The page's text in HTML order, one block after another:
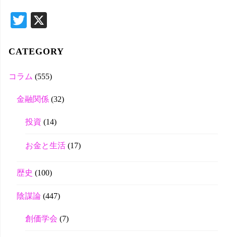
T
tte
CATEGORY
コラム (555)
金融関係 (32)
投資 (14)
お金と生活(17)
歴史 (100)
陰謀論 (447)
創価学会 (7)